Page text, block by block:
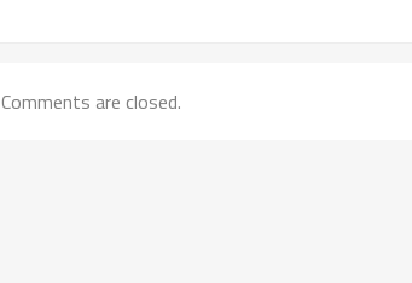
Comments are closed.